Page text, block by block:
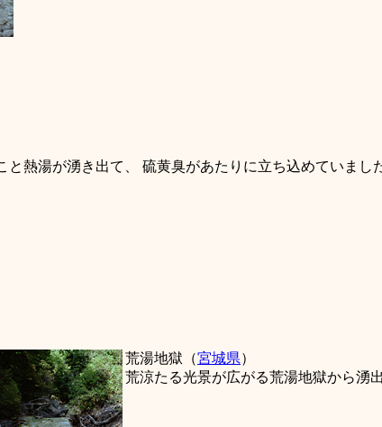
と熱湯が湧き出て、 硫黄臭があたりに立ち込めていまし
荒湯地獄（宮城県）
荒涼たる光景が広がる荒湯地獄から湧